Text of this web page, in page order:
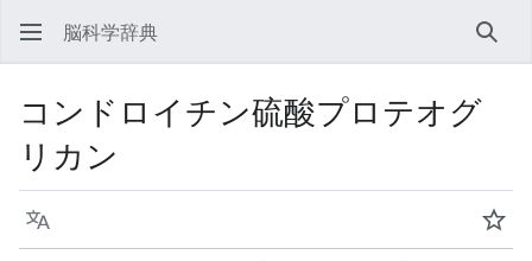
脳科学辞典 検索
コンドロイチン硫酸プロテオグ
リカン
言語
ウ